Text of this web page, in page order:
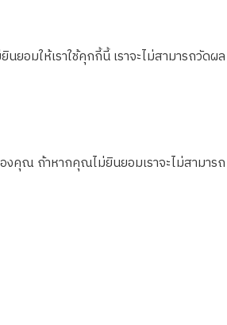
อมให้เราใช้คุกกี้นี้ เราจะไม่สามารถวัดผล
งคุณ ถ้าหากคุณไม่ยินยอมเราจะไม่สามารถ